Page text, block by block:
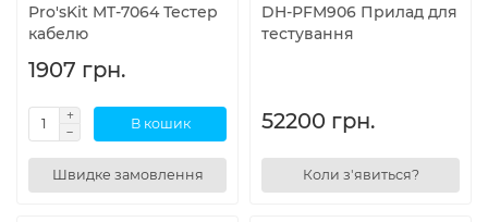
Pro'sKit MT-7064 Тестер
кабелю
1907 грн.
В кошик
Швидке замовлення
DH-PFM906 Прилад для
тестування
52200 грн.
Коли з'явиться?